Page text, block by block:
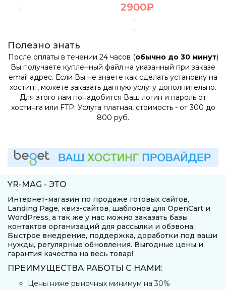
2900₽
Полезно знать
После оплаты в течении 24 часов (обычно до 30 минут)
Вы получаете купленный файл на указанный при заказе
email адрес. Если Вы не знаете как сделать установку на
хостинг, можете заказать данную услугу дополнительно.
Для этого нам понадобится Ваш логин и пароль от
хостинга или FTP. Услуга платная, стоимость - от 300 до
800 руб.
YR-MAG - ЭТО
Интернет-магазин по продаже готовых сайтов,
Landing Page, квиз-сайтов, шаблонов для OpenCart и
WordPress, а так же у нас можно заказать базы
контактов организаций для рассылки и обзвона.
Быстрое внедрение, поддержка, доработки под ваши
нужды, регулярные обновления. Выгодные цены и
гарантия качества на весь товар!
ПРЕИМУЩЕСТВА РАБОТЫ С НАМИ:
Цены ниже рыночных минимум на 30%